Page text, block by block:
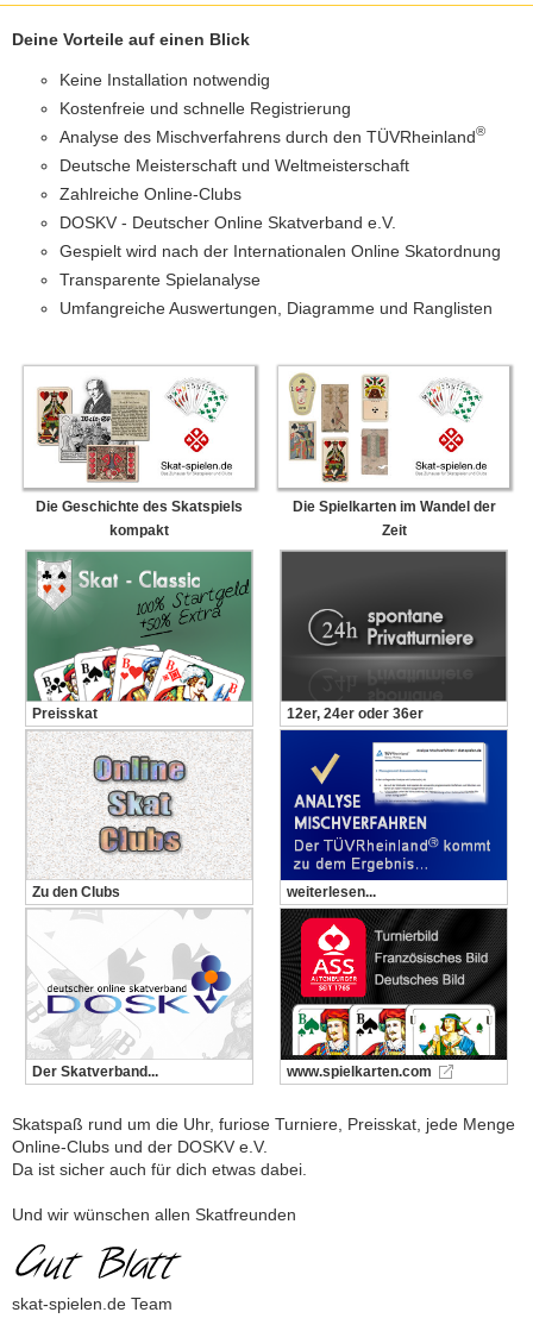
Deine Vorteile auf einen Blick
Keine Installation notwendig
Kostenfreie und schnelle Registrierung
Analyse des Mischverfahrens durch den TÜVRheinland®
Deutsche Meisterschaft und Weltmeisterschaft
Zahlreiche Online-Clubs
DOSKV - Deutscher Online Skatverband e.V.
Gespielt wird nach der Internationalen Online Skatordnung
Transparente Spielanalyse
Umfangreiche Auswertungen, Diagramme und Ranglisten
Die Geschichte des Skatspiels
kompakt
Die Spielkarten im Wandel der
Zeit
Preisskat 12er, 24er oder 36er
Zu den Clubs weiterlesen...
Der Skatverband... www.spielkarten.com
Skatspaß rund um die Uhr, furiose Turniere, Preisskat, jede Menge
Online-Clubs und der DOSKV e.V.
Da ist sicher auch für dich etwas dabei.
Und wir wünschen allen Skatfreunden
skat-spielen.de Team